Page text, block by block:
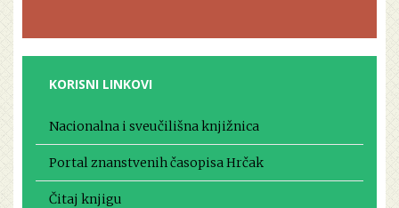
KORISNI LINKOVI
Nacionalna i sveučilišna knjižnica
Portal znanstvenih časopisa Hrčak
Čitaj knjigu